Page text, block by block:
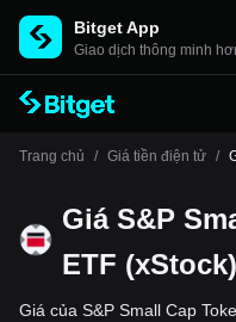
Bitget App
Giao dịch thông minh
Trang chủ / Giá tiền điện tử /
Giá S&P
ETF (xStock)
Giá của S&P Small Cap